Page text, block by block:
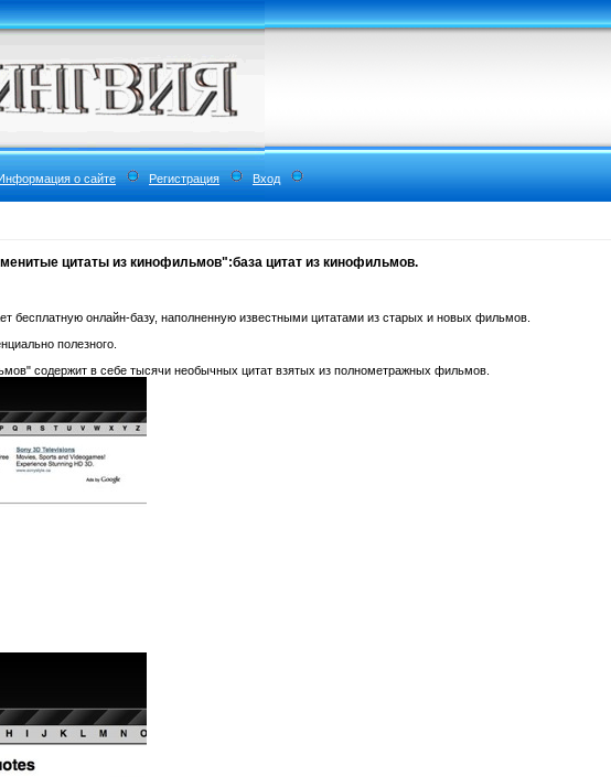
о сайте Регистрация Вход
цитаты из кинофильмов":база цитат из кинофильмов.
бесплатную онлайн-базу, наполненную известными цитатами из старых и новых фильмов.
полезного.
содержит в себе тысячи необычных цитат взятых из полнометражных фильмов.